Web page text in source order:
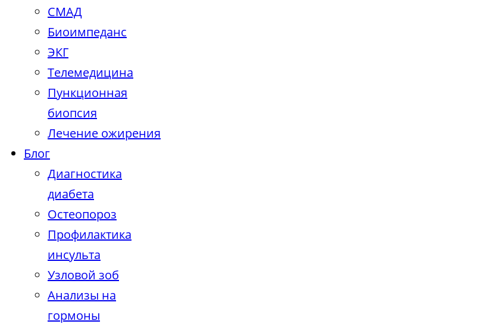
СМАД
Биоимпеданс
ЭКГ
Телемедицина
Пункционная
биопсия
Лечение ожирения
Блог
Диагностика
диабета
Остеопороз
Профилактика
инсульта
Узловой зоб
Анализы на
гормоны